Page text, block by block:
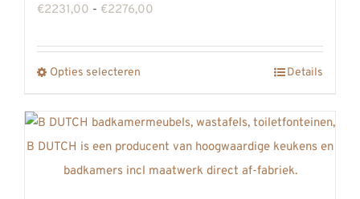
€2231,00 - €2276,00
Opties selecteren
heeft
meerdere
variaties.
Details